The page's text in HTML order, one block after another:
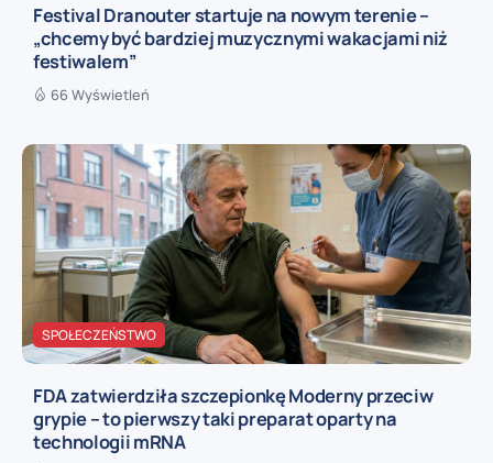
Festival Dranouter startuje na nowym terenie –
„chcemy być bardziej muzycznymi wakacjami niż
festiwalem”
66 Wyświetleń
SPOŁECZEŃSTWO
FDA zatwierdziła szczepionkę Moderny przeciw
grypie – to pierwszy taki preparat oparty na
technologii mRNA